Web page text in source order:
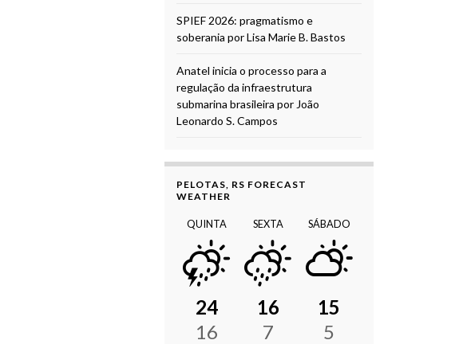
SPIEF 2026: pragmatismo e
soberania por Lisa Marie B. Bastos
Anatel inicia o processo para a
regulação da infraestrutura
submarina brasileira por João
Leonardo S. Campos
PELOTAS, RS FORECAST
WEATHER
QUINTA
24
16
SEXTA
16
7
SÁBADO
15
5